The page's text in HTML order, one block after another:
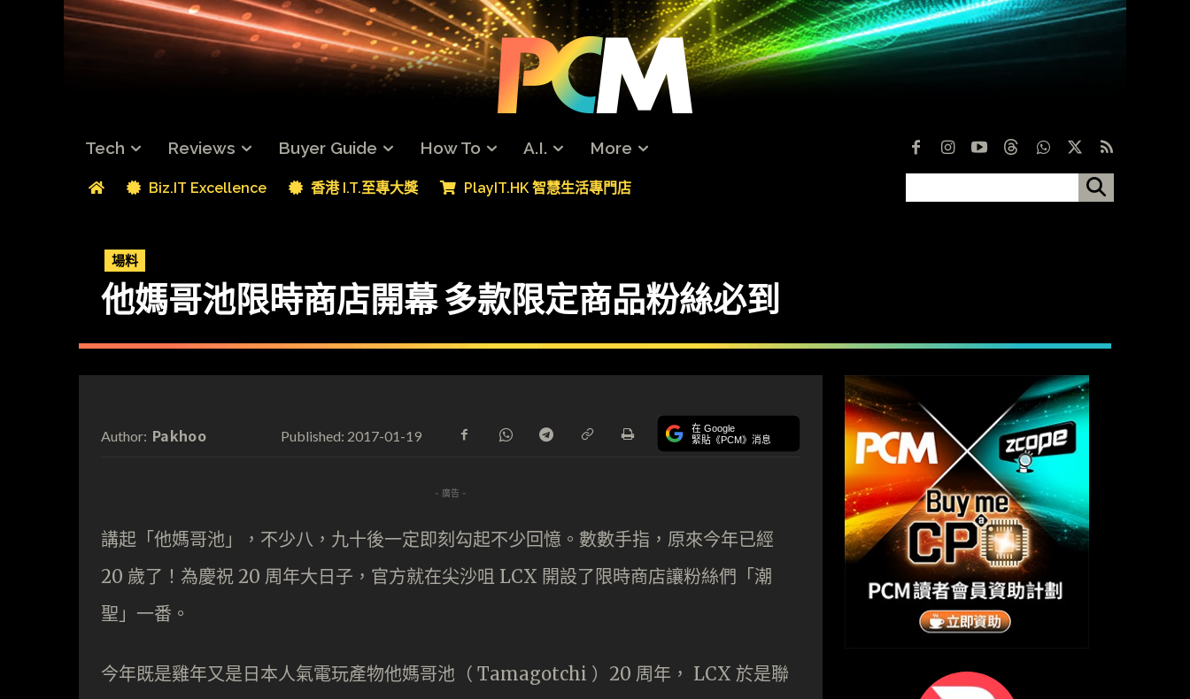
Tech Reviews Buyer Guide How To A.I. More
Biz.IT Excellence 香港 I.T.至專大獎 PlayIT.HK 智慧生活專門店
場料
他媽哥池限時商店開幕 多款限定商品粉絲必到
Author: Pakhoo Published: 2017-01-19 在 Google
緊貼《PCM》消息
- 廣告 -
講起「他媽哥池」，不少八，九十後一定即刻勾起不少回憶。數數手指，原來今年已經
20 歲了！為慶祝 20 周年大日子，官方就在尖沙咀 LCX 開設了限時商店讓粉絲們「潮
聖」一番。
今年既是雞年又是日本人氣電玩產物他媽哥池（ Tamagotchi ）20 周年， LCX 於是聯